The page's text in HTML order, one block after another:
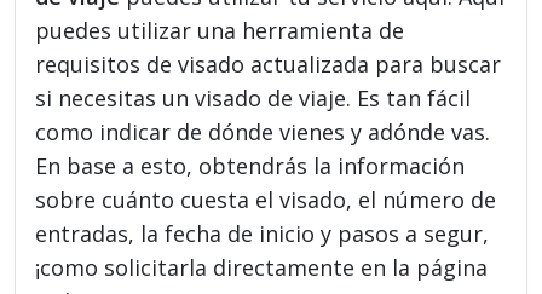
puedes utilizar una herramienta de
requisitos de visado actualizada para buscar
si necesitas un visado de viaje. Es tan fácil
como indicar de dónde vienes y adónde vas.
En base a esto, obtendrás la información
sobre cuánto cuesta el visado, el número de
entradas, la fecha de inicio y pasos a segur,
¡como solicitarla directamente en la página